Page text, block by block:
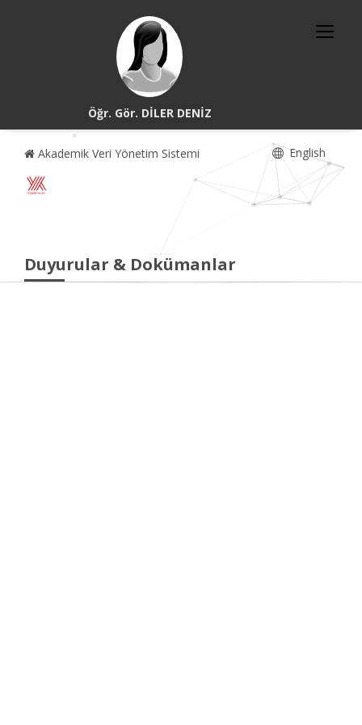
Öğr. Gör. DİLER DENİZ
Akademik Veri Yönetim Sistemi English
Duyurular & Dokümanlar